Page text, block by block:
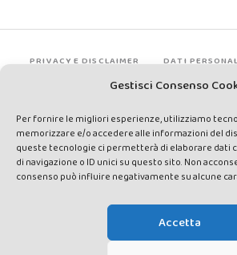
Gestisci Consenso
Per fornire le migliori esperienze, utilizziamo
memorizzare e/o accedere alle informazioni del
queste tecnologie ci permetterà di elaborare dati
di navigazione o ID unici su questo sito. Non
consenso può influire negativamente su alcune
Accetta
PRIVACY E DISCLAIMER DATI
rights reserved - Testata registrata presso il
autorizzazione n°1 del 12/04/2014 - Direttrice
Cacace - E-mail: direzione@lavaldichiana.it -